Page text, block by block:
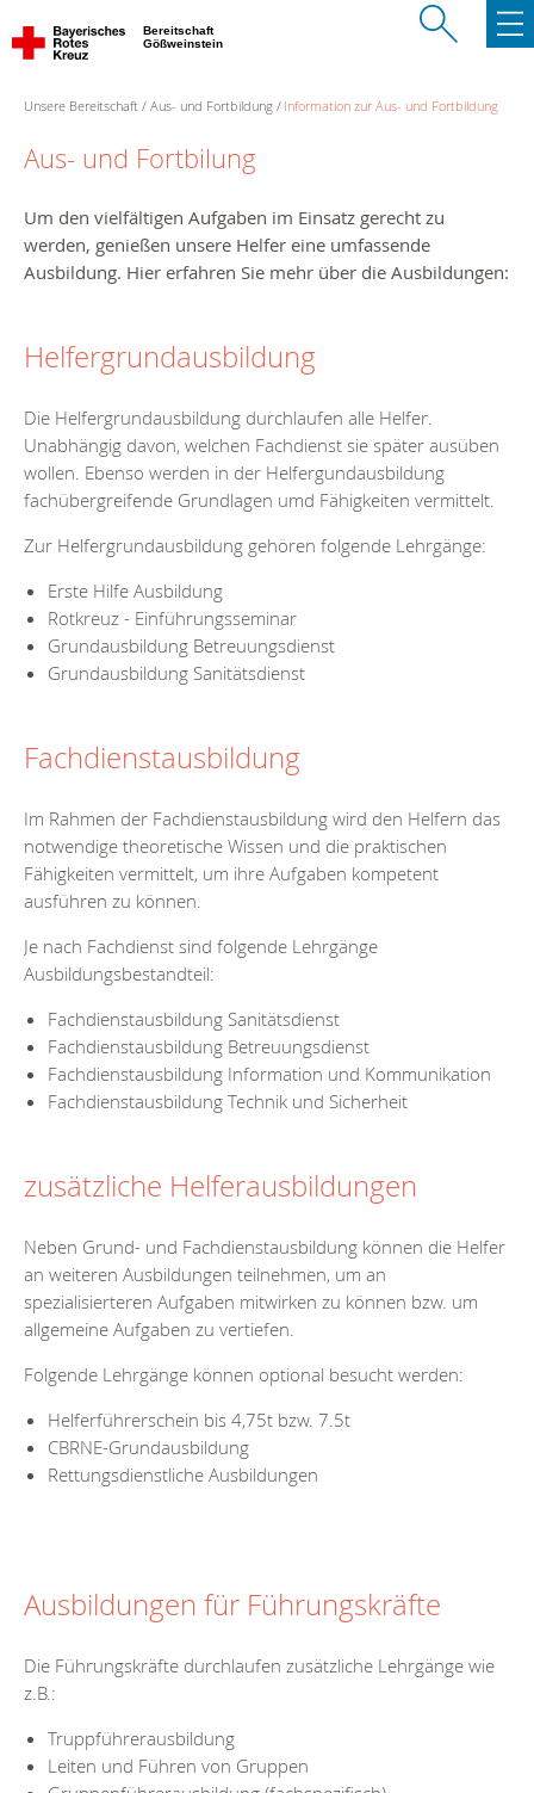
Bereitschaft
Gößweinstein
Unsere Bereitschaft Aus- und Fortbildung Information zur Aus- und Fortbildung
Aus- und Fortbilung
Um den vielfältigen Aufgaben im Einsatz gerecht zu
werden, genießen unsere Helfer eine umfassende
Ausbildung. Hier erfahren Sie mehr über die Ausbildungen:
Helfergrundausbildung
Die Helfergrundausbildung durchlaufen alle Helfer.
Unabhängig davon, welchen Fachdienst sie später ausüben
wollen. Ebenso werden in der Helfergundausbildung
fachübergreifende Grundlagen umd Fähigkeiten vermittelt.
Zur Helfergrundausbildung gehören folgende Lehrgänge:
Erste Hilfe Ausbildung
Rotkreuz - Einführungsseminar
Grundausbildung Betreuungsdienst
Grundausbildung Sanitätsdienst
Fachdienstausbildung
Im Rahmen der Fachdienstausbildung wird den Helfern das
notwendige theoretische Wissen und die praktischen
Fähigkeiten vermittelt, um ihre Aufgaben kompetent
ausführen zu können.
Je nach Fachdienst sind folgende Lehrgänge
Ausbildungsbestandteil:
Fachdienstausbildung Sanitätsdienst
Fachdienstausbildung Betreuungsdienst
Fachdienstausbildung Information und Kommunikation
Fachdienstausbildung Technik und Sicherheit
zusätzliche Helferausbildungen
Neben Grund- und Fachdienstausbildung können die Helfer
an weiteren Ausbildungen teilnehmen, um an
spezialisierteren Aufgaben mitwirken zu können bzw. um
allgemeine Aufgaben zu vertiefen.
Folgende Lehrgänge können optional besucht werden:
Helferführerschein bis 4,75t bzw. 7.5t
CBRNE-Grundausbildung
Rettungsdienstliche Ausbildungen
Ausbildungen für Führungskräfte
Die Führungskräfte durchlaufen zusätzliche Lehrgänge wie
z.B.:
Truppführerausbildung
Leiten und Führen von Gruppen